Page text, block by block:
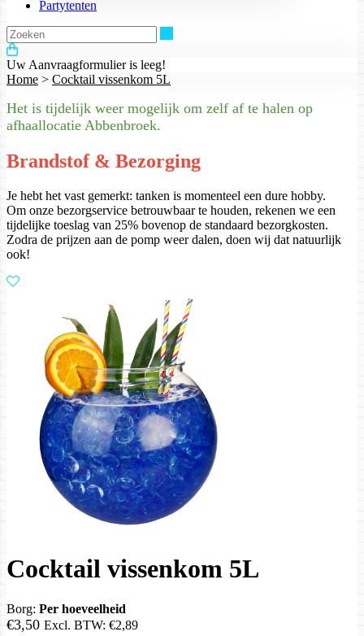
Partytenten
Uw Aanvraagformulier is leeg!
Home > Cocktail vissenkom 5L
Het is tijdelijk weer mogelijk om zelf af te halen op
afhaallocatie Abbenbroek.
Brandstof & Bezorging
Je hebt het vast gemerkt: tanken is momenteel een dure hobby.
Om onze bezorgservice betrouwbaar te houden, rekenen we een
tijdelijke toeslag van 25% bovenop de standaard bezorgkosten.
Zodra de prijzen aan de pomp weer dalen, doen wij dat natuurlijk
ook!
Cocktail vissenkom 5L
Borg: Per hoeveelheid
€3,50 Excl. BTW: €2,89